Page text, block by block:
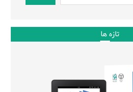
تازه ها